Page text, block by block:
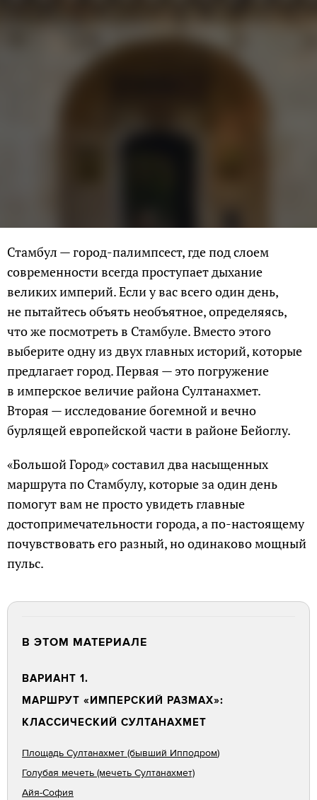
Стамбул — город-палимпсест, где под слоем
современности всегда проступает дыхание
великих империй. Если у вас всего один день,
не пытайтесь объять необъятное, определяясь,
что же посмотреть в Стамбуле. Вместо этого
выберите одну из двух главных историй, которые
предлагает город. Первая — это погружение
в имперское величие района Султанахмет.
Вторая — исследование богемной и вечно
бурлящей европейской части в районе Бейоглу.
«Большой Город» составил два насыщенных
маршрута по Стамбулу, которые за один день
помогут вам не просто увидеть главные
достопримечательности города, а по-настоящему
почувствовать его разный, но одинаково мощный
пульс.
В ЭТОМ МАТЕРИАЛЕ
ВАРИАНТ 1.
МАРШРУТ «ИМПЕРСКИЙ РАЗМАХ»:
КЛАССИЧЕСКИЙ СУЛТАНАХМЕТ
Площадь Султанахмет (бывший Ипподром)
Голубая мечеть (мечеть Султанахмет)
Айя-София